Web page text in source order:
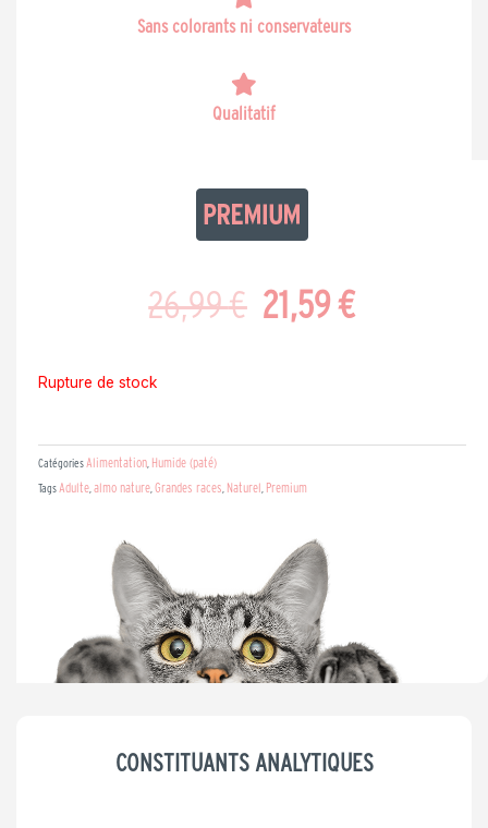
Sans colorants ni conservateurs
Qualitatif
26,99€ Le
initial
26,99 €.
21,59€Le
actuel
Rupture de stock
Catégories Alimentation Humide (paté)
Tags Adulte almo nature Grandes races Naturel Premium
CONSTITUANTS ANALYTIQUES